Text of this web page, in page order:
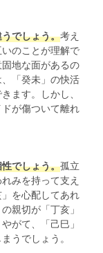
でしょう。考え
のことが理解で
地な面があるの
「癸未」の快活
ます。しかし、
が傷ついて離れ
でしょう。孤立
みを持って支え
を心配してあれ
親切が「丁亥」
がて、「己巳」
うでしょう。